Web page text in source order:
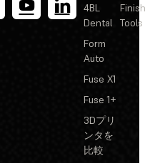
4BL
Dental
Form
Auto
Fuse X1
Fuse 1+
3Dプリ
ンタを
比較
Tools